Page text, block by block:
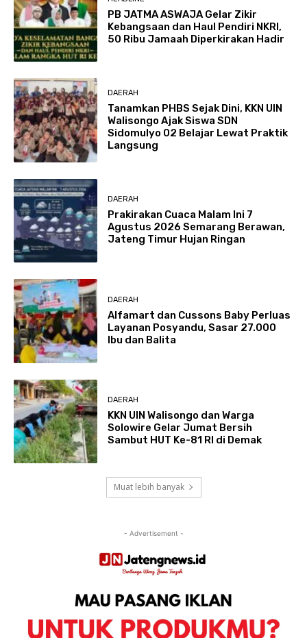
PB JATMA ASWAJA Gelar Zikir
Kebangsaan dan Haul Pendiri NKRI,
50 Ribu Jamaah Diperkirakan Hadir
DAERAH
Tanamkan PHBS Sejak Dini, KKN UIN
Walisongo Ajak Siswa SDN
Sidomulyo 02 Belajar Lewat Praktik
Langsung
DAERAH
Prakirakan Cuaca Malam Ini 7
Agustus 2026 Semarang Berawan,
Jateng Timur Hujan Ringan
DAERAH
Alfamart dan Cussons Baby Perluas
Layanan Posyandu, Sasar 27.000
Ibu dan Balita
DAERAH
KKN UIN Walisongo dan Warga
Solowire Gelar Jumat Bersih
Sambut HUT Ke-81 RI di Demak
Muat lebih banyak
- Advertisement -